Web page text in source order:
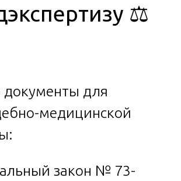
⚖️
для
медицинской
закон № 73-